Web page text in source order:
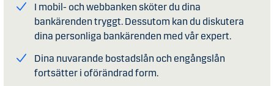
I mobil- och webbanken sköter du dina
bankärenden tryggt. Dessutom kan du diskutera
dina personliga bankärenden med vår expert.
Dina nuvarande bostadslån och engångslån
fortsätter i oförändrad form.